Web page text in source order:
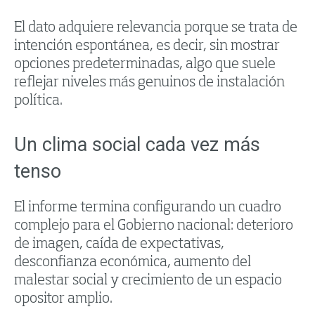
El dato adquiere relevancia porque se trata de
intención espontánea, es decir, sin mostrar
opciones predeterminadas, algo que suele
reflejar niveles más genuinos de instalación
política.
Un clima social cada vez más
tenso
El informe termina configurando un cuadro
complejo para el Gobierno nacional: deterioro
de imagen, caída de expectativas,
desconfianza económica, aumento del
malestar social y crecimiento de un espacio
opositor amplio.